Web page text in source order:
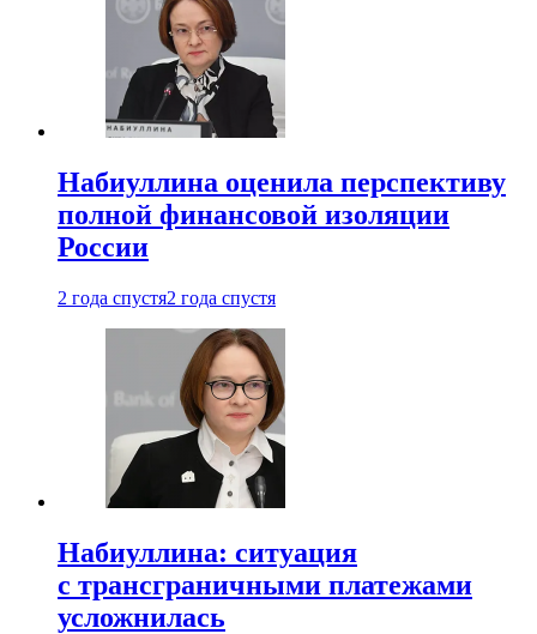
Набиуллина оценила перспективу
полной финансовой изоляции
России
2 года спустя2 года спустя
Набиуллина: ситуация
с трансграничными платежами
усложнилась